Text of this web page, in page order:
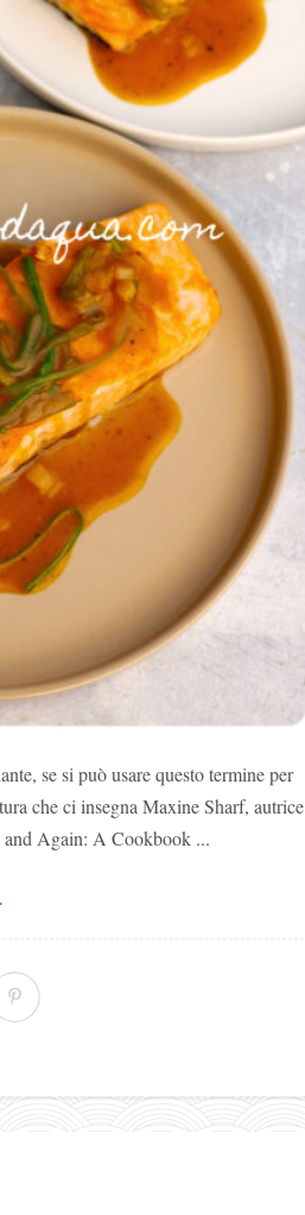
se si può usare questo termine per
che ci insegna Maxine Sharf, autrice
Again: A Cookbook ...